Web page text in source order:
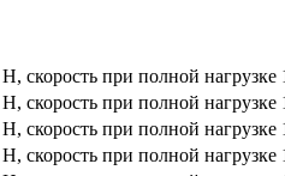
скорость при полной
скорость при полной
скорость при полной
скорость при полной